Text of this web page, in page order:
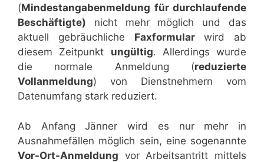
(Mindestangabenmeldung für durchlaufende
Beschäftigte) nicht mehr möglich und das
aktuell gebräuchliche Faxformularwird ab
diesem Zeitpunkt ungültig. Allerdings wurde
die normale Anmeldung (reduzierte
Vollanmeldung) von Dienstnehmern vom
Datenumfang stark reduziert.
Ab Anfang Jänner wird es nur mehr in
Ausnahmefällen möglich sein, eine sogenannte
Vor-Ort-Anmeldung vor Arbeitsantritt mittels